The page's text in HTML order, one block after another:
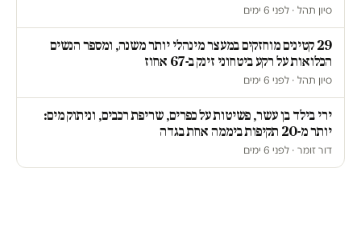
סיון תהל · לפני 6 ימים
29 קטינים מוחזקים במעצר מינהלי יותר משנה, ומספר הנשים
הכלואות על רקע ביטחוני זינק ב-67 אחוז
סיון תהל · לפני 6 ימים
ירי בילד בן עשר, פשיטות על כפרים, שריפת רכבים, וניתוק מים:
יותר מ-20 תקיפות ביממה אחת בגדה
דור זומר · לפני 6 ימים